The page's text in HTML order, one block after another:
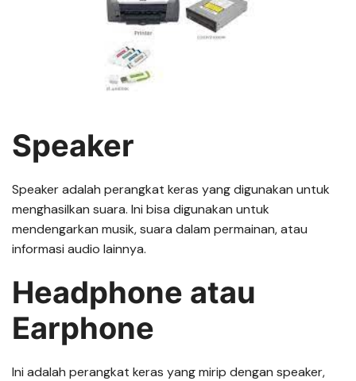
Speaker
Speaker adalah perangkat keras yang digunakan untuk
menghasilkan suara. Ini bisa digunakan untuk
mendengarkan musik, suara dalam permainan, atau
informasi audio lainnya.
Headphone atau
Earphone
Ini adalah perangkat keras yang mirip dengan speaker,